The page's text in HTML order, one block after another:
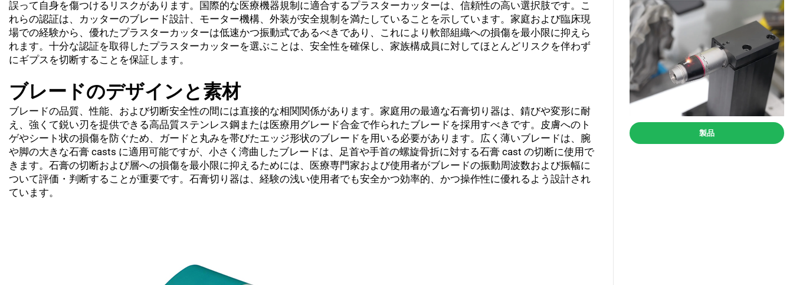
誤って自身を傷つけるリスクがあります。国際的な医療機器規制に適合するプラスターカッターは、信頼性の高い選択肢です。こ
れらの認証は、カッターのブレード設計、モーター機構、外装が安全規制を満たしていることを示しています。家庭および臨床現
場での経験から、優れたプラスターカッターは低速かつ振動式であるべきであり、これにより軟部組織への損傷を最小限に抑えら
れます。十分な認証を取得したプラスターカッターを選ぶことは、安全性を確保し、家族構成員に対してほとんどリスクを伴わず
にギプスを切断することを保証します。
ブレードのデザインと素材
ブレードの品質、性能、および切断安全性の間には直接的な相関関係があります。家庭用の最適な石膏切り器は、錆びや変形に耐
え、強くて鋭い刃を提供できる高品質ステンレス鋼または医療用グレード合金で作られたブレードを採用すべきです。皮膚へのト
ゲやシート状の損傷を防ぐため、ガードと丸みを帯びたエッジ形状のブレードを用いる必要があります。広く薄いブレードは、腕
や脚の大きな石膏 casts に適用可能ですが、小さく湾曲したブレードは、足首や手首の螺旋骨折に対する石膏 cast の切断に使用で
きます。石膏の切断および層への損傷を最小限に抑えるためには、医療専門家および使用者がブレードの振動周波数および振幅に
ついて評価・判断することが重要です。石膏切り器は、経験の浅い使用者でも安全かつ効率的、かつ操作性に優れるよう設計され
ています。
製品